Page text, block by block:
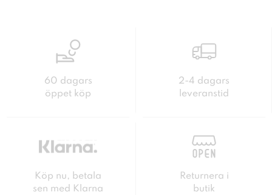
60 dagars
öppet köp
2-4 dagars
leveranstid
Köp nu, betala
sen med Klarna
Returnera i
butik